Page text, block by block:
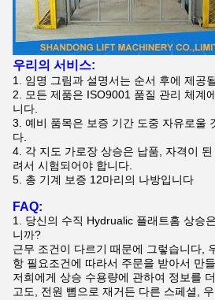
우리의 서비스:
1. 임명 그림과 설명서는 순서 후에 제공
2.
모든 제품은 ISO9001 품질 관리 체계
니다.
3. 예비 품목은 보증 기간 도중 자유로울
다.
4. 각 지도 가로장 상승은 납품, 자격이
려서 시험되어야 합니다.
5. 총 기계 보증 12마리의 나방입니다
FAQ:
1. 당신의 수직 Hydrualic 플래트홈 상승은
니까?
근무 조건이 다르기 때문에 그렇습니다,
항 필요조건에 따라서 주문을 받아서 만
저희에게 상승 수용량에 관하여 정보를
고도, 전원 뼘으로 재거든 다른 스페셜,